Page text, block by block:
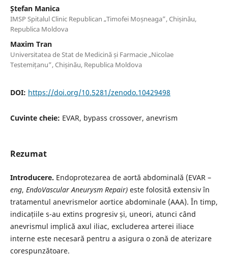
Ștefan Manica
IMSP Spitalul Clinic Republican „Timofei Moșneaga”, Chișinău,
Republica Moldova
Maxim Tran
Universitatea de Stat de Medicină și Farmacie „Nicolae
Testemițanu”, Chișinău, Republica Moldova
DOI: https://doi.org/10.5281/zenodo.10429498
Cuvinte cheie: EVAR, bypass crossover, anevrism
Rezumat
Introducere. Endoprotezarea de aortă abdominală (EVAR –
eng, EndoVascular Aneurysm Repair)este folosită extensiv în
tratamentul anevrismelor aortice abdominale (AAA). În timp,
indicațiile s-au extins progresiv și, uneori, atunci când
anevrismul implică axul iliac, excluderea arterei iliace
interne este necesară pentru a asigura o zonă de aterizare
corespunzătoare.